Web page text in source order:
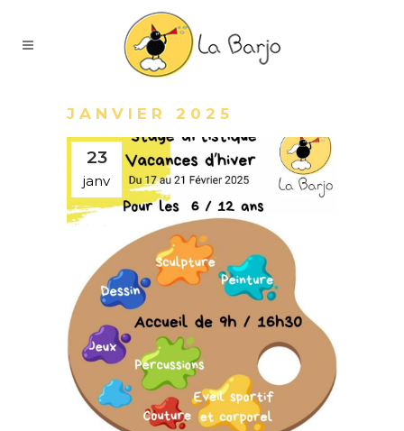
JANVIER 2025
23
janv